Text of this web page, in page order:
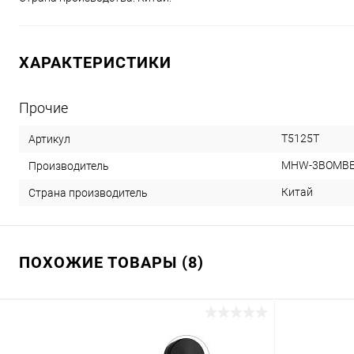
ХАРАКТЕРИСТИКИ
Прочие
Артикул T5125T
Производитель MHW-
Страна производитель Китай
ПОХОЖИЕ ТОВАРЫ (8)